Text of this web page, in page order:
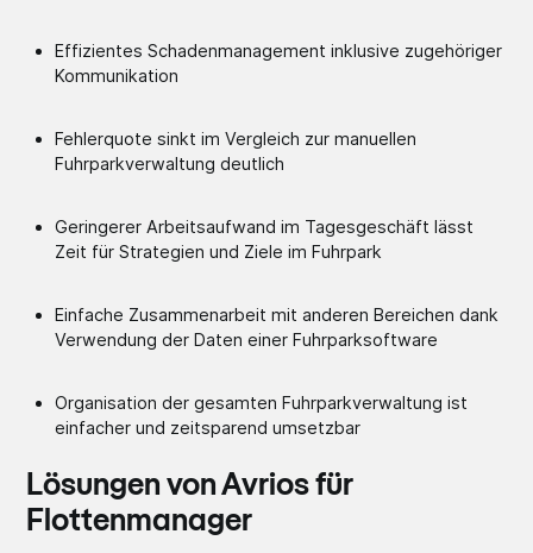
Effizientes Schadenmanagement inklusive zugehöriger
Kommunikation
Fehlerquote sinkt im Vergleich zur manuellen
Fuhrparkverwaltung deutlich
Geringerer Arbeitsaufwand im Tagesgeschäft lässt
Zeit für Strategien und Ziele im Fuhrpark
Einfache Zusammenarbeit mit anderen Bereichen dank
Verwendung der Daten einer Fuhrparksoftware
Organisation der gesamten Fuhrparkverwaltung ist
einfacher und zeitsparend umsetzbar
Lösungen von Avrios für
Flottenmanager